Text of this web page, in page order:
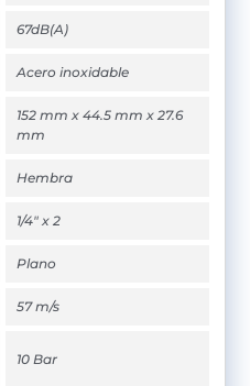
67dB(A)
Acero inoxidable
152 mm x 44.5 mm x 27.6
mm
Hembra
1/4" x 2
Plano
57 m/s
10 Bar